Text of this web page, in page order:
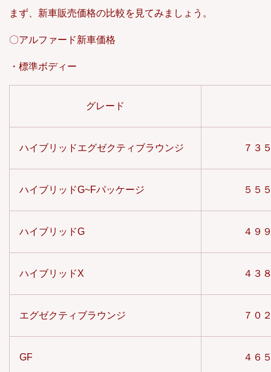
まず、新車販売価格の比較を見てみましょう。
〇アルファード新車価格
・標準ボディー
グレード
ハイブリッドエグゼクティブラウンジ ７３
ハイブリッドG~Fパッケージ ５５
ハイブリッドG ４９
ハイブリッドX ４３
エグゼクティブラウンジ ７０
GF ４６